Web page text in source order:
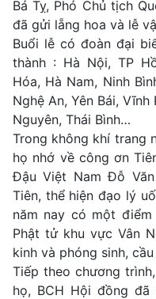
Bá Tỵ, Phó Chủ tịch
đã gửi lẵng hoa và lễ
Buổi lễ có đoàn đại
thành : Hà Nội, TP
Hóa, Hà Nam, Ninh
Nghệ An, Yên Bái,
Nguyên, Thái Bình…
Trong không khí trang
họ nhớ về công ơn
Đậu Việt Nam Đỗ
Tiên, thể hiện đạo lý
năm nay có một
Phật tử khu vực Vân
kinh và phóng sinh,
Tiếp theo chương
họ, BCH Hội đồng